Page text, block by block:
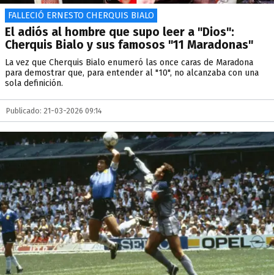
FALLECIÓ ERNESTO CHERQUIS BIALO
El adiós al hombre que supo leer a "Dios":
Cherquis Bialo y sus famosos "11 Maradonas"
La vez que Cherquis Bialo enumeró las once caras de Maradona
para demostrar que, para entender al "10", no alcanzaba con una
sola definición.
Publicado: 21-03-2026 09:14